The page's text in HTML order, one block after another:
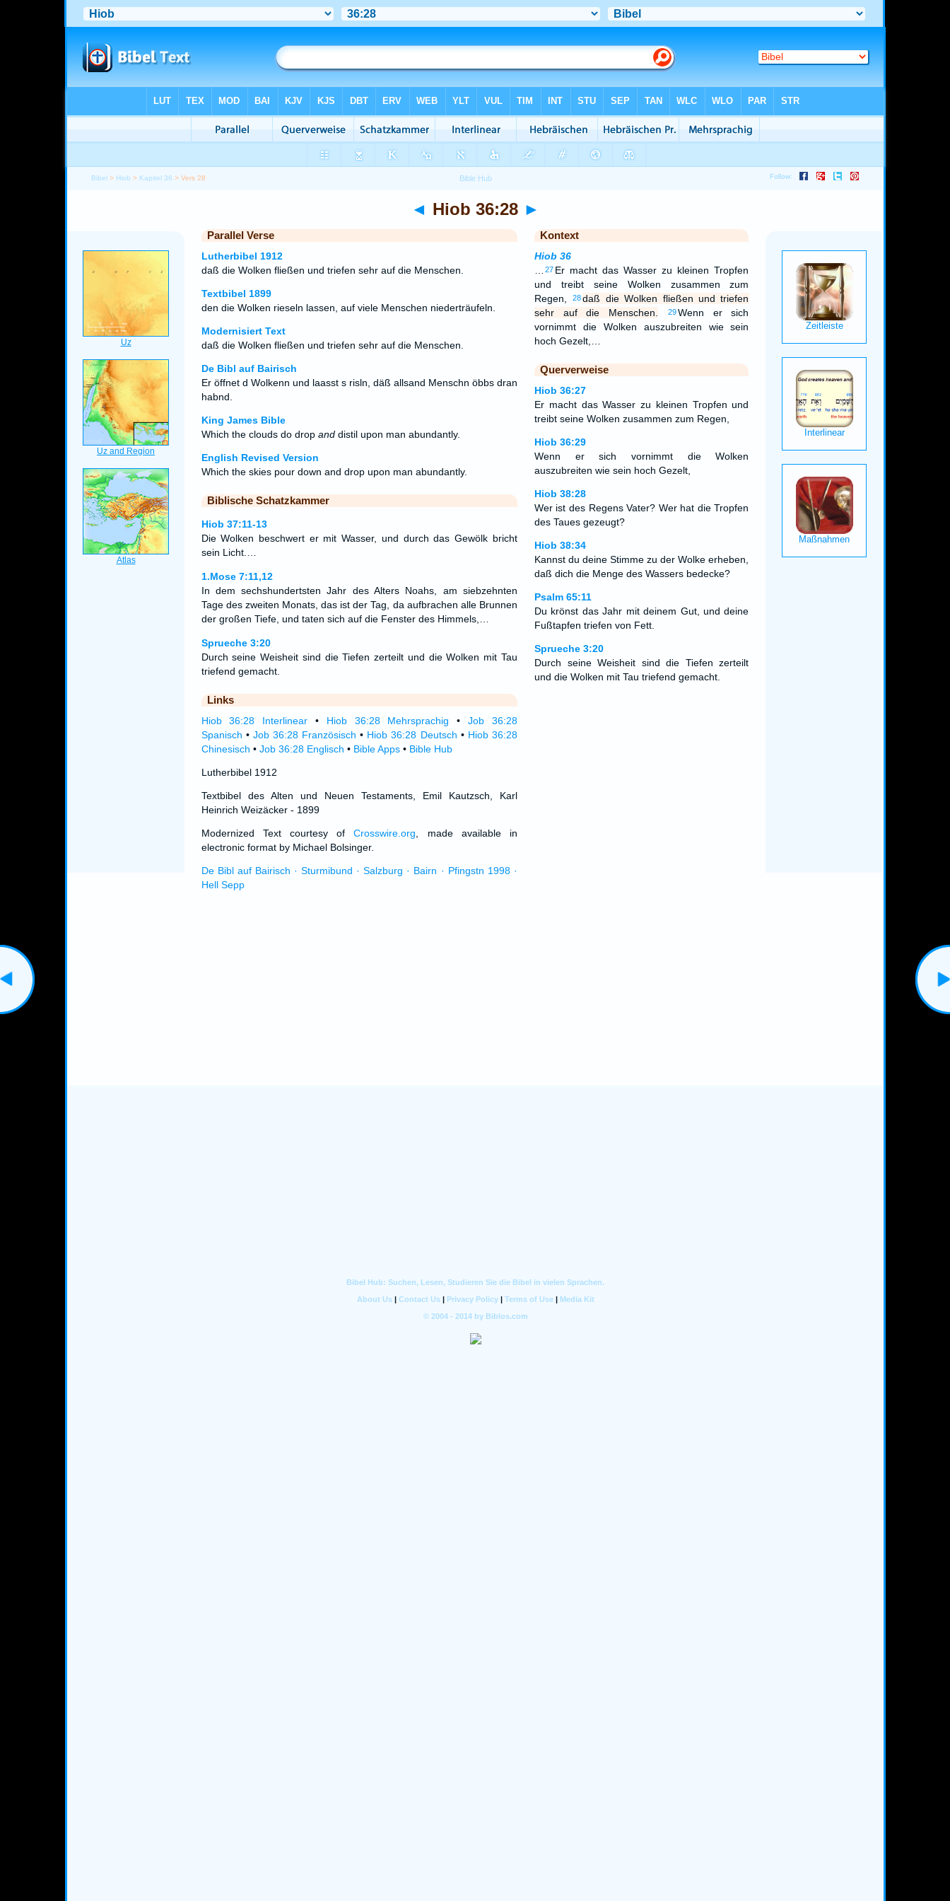
Bibel > Hiob > Kapitel 36 > Vers 28
◄ Hiob 36:28 ►
Parallel Verse
Lutherbibel 1912
daß die Wolken fließen und triefen sehr auf die Menschen.
Textbibel 1899
den die Wolken rieseln lassen, auf viele Menschen niederträufeln.
Modernisiert Text
daß die Wolken fließen und triefen sehr auf die Menschen.
De Bibl auf Bairisch
Er öffnet d Wolkenn und laasst s risln, däß allsand Menschn öbbs dran
habnd.
King James Bible
Which the clouds do drop anddistil upon man abundantly.
English Revised Version
Which the skies pour down and drop upon man abundantly.
Biblische Schatzkammer
Hiob 37:11-13
Die Wolken beschwert er mit Wasser, und durch das Gewölk bricht
sein Licht.…
1.Mose 7:11,12
In dem sechshundertsten Jahr des Alters Noahs, am siebzehnten
Tage des zweiten Monats, das ist der Tag, da aufbrachen alle Brunnen
der großen Tiefe, und taten sich auf die Fenster des Himmels,…
Sprueche 3:20
Durch seine Weisheit sind die Tiefen zerteilt und die Wolken mit Tau
triefend gemacht.
Links
Hiob 36:28 Interlinear • Hiob 36:28 Mehrsprachig •Job 36:28
Spanisch • Job 36:28 Französisch • Hiob 36:28 Deutsch • Hiob 36:28
Chinesisch • Job 36:28 Englisch • Bible Apps• Bible Hub
Lutherbibel 1912
Textbibel des Alten und Neuen Testaments, Emil Kautzsch, Karl
Heinrich Weizäcker - 1899
Modernized Text courtesy ofCrosswire.org , made available in
electronic format by Michael Bolsinger.
De Bibl auf Bairisch · Sturmibund · Salzburg · Bairn · Pfingstn 1998 ·
Hell Sepp
Kontext
Hiob 36
27 Er macht das Wasser zu kleinen Tropfen
und treibt seine Wolken zusammen zum
Regen,
28daß die Wolken fließen und triefen
sehr auf die Menschen.
29Wenn er sich
vornimmt die Wolken auszubreiten wie sein
hoch Gezelt,…
Querverweise
Hiob 36:27
Er macht das Wasser zu kleinen Tropfen und
treibt seine Wolken zusammen zum Regen,
Hiob 36:29
Wenn er sich vornimmt die Wolken
auszubreiten wie sein hoch Gezelt,
Hiob 38:28
Wer ist des Regens Vater? Wer hat die Tropfen
des Taues gezeugt?
Hiob 38:34
Kannst du deine Stimme zu der Wolke erheben,
daß dich die Menge des Wassers bedecke?
Psalm 65:11
Du krönst das Jahr mit deinem Gut, und deine
Fußtapfen triefen von Fett.
Sprueche 3:20
Durch seine Weisheit sind die Tiefen zerteilt
und die Wolken mit Tau triefend gemacht.